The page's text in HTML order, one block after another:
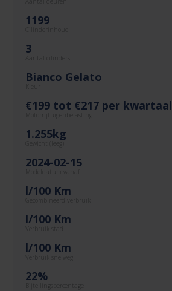
1199
3
Bianco Gelato
€199 tot €217 per kwartaal
Motorrijtuigenbelasting
1.255kg
Gewicht (leeg)
2024-02-15
l/100 Km
l/100 Km
l/100 Km
Verbruik snelweg
22%
Bijtellingspercentage